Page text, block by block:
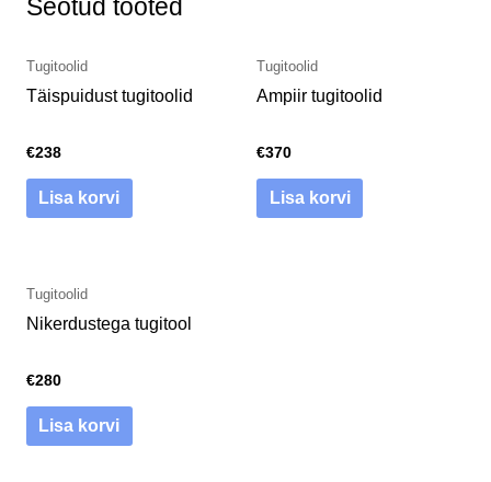
Seotud tooted
Tugitoolid
Täispuidust tugitoolid
€238
Lisa korvi
Tugitoolid
Ampiir tugitoolid
€370
Lisa korvi
Tugitoolid
Nikerdustega tugitool
€280
Lisa korvi